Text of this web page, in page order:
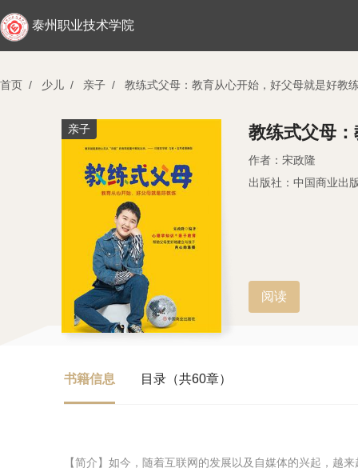
泰州职业技术学院
首页 / 少儿 / 亲子 / 教练式父母：教育从心开始，好父母就是好教
亲子 教练式父母
作者：宋政隆
出版社：中国商业出
阅读
书籍信息 目录（共60章）
【简介】如今，随着互联网的发展以及自媒体的兴起，越